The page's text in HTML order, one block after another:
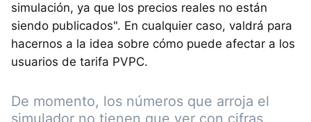
simulación, ya que los precios reales no están
siendo publicados". En cualquier caso, valdrá para
hacernos a la idea sobre cómo puede afectar a los
usuarios de tarifa PVPC.
De momento, los números que arroja el
simulador no tienen que ver con cifras